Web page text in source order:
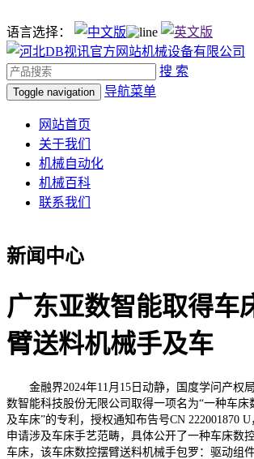
语言选择：
搜 索
Toggle navigation 导航菜单
网站首页
关于我们
机械自动化
机械百科
联系我们
新闻中心
广东亚数智能取得车
臂送料机械手及车
金融界2024年11月15日动静，国度学问产权
数智能科技股份无限公司取得一项名为“一种车床
及车床”的专利，授权通知布告号CN 222001870
申请涉及车床手艺范畴，具体公开了一种车床数
车床，该车床数控摆臂送料机械手包罗：驱动组